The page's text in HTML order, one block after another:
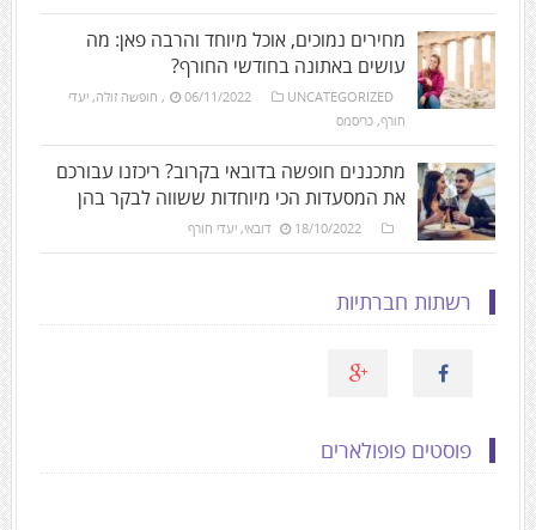
מחירים נמוכים, אוכל מיוחד והרבה פאן: מה
עושים באתונה בחודשי החורף?
06/11/2022 UNCATEGORIZED
, חופשה זולה, יעדי
חורף, כריסמס
מתכננים חופשה בדובאי בקרוב? ריכזנו עבורכם
את המסעדות הכי מיוחדות ששווה לבקר בהן
18/10/2022 דובאי, יעדי חורף
רשתות חברתיות
פוסטים פופולארים